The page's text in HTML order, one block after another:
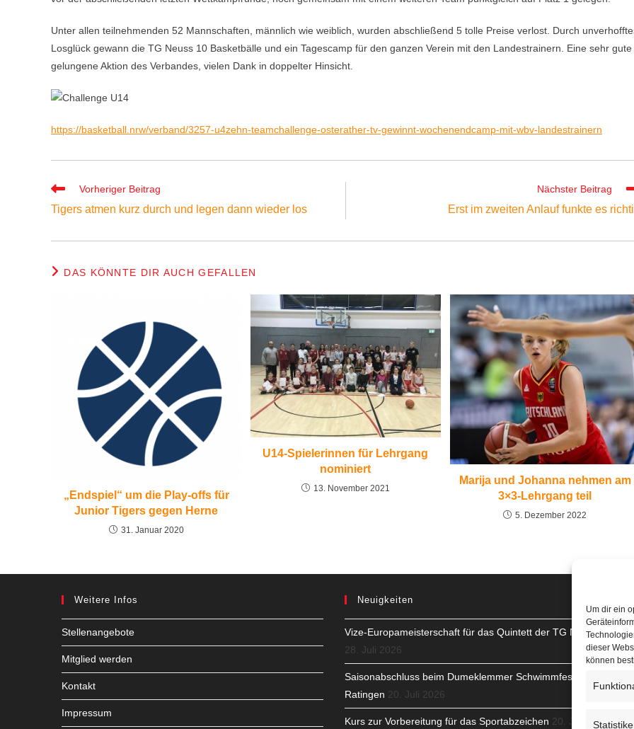
Um dir ein
dieser
können
Unter allen teilnehmenden 52 Mannschaften, männlich wie weiblich, wurden abschließend 5 tolle Preise verlost. Durch
Losglück gewann die TG Neuss 10 Basketbälle und ein Tagescamp für den ganzen Verein mit den Landestrainern. Eine sehr gute
gelungene Aktion des Verbandes, vielen Dank in doppelter Hinsicht.
https://basketball.nrw/verband/3257-u4zehn-teamchallenge-osterather-tv-gewinnt-wochenendcamp-mit-wbv-landestrainern
Weitere
ansehen
Vorheriger Beitrag
Tigers atmen kurz durch und legen dann wieder los
Nächster Beitrag
Erst im zweiten Anlauf funkte es
DAS KÖNNTE DIR AUCH GEFALLEN
„Endspiel“ um die Play-offs für
Junior Tigers gegen Herne
31. Januar 2020
U14-Spielerinnen für Lehrgang
nominiert
13. November 2021
Marija und Johanna nehmen am
3×3-Lehrgang teil
5. Dezember 2022
Weitere Infos
Stellenangebote
Mitglied werden
Kontakt
Impressum
Neuigkeiten
Vize-Europameisterschaft für das Quintett der TG Neuss
28. Juli 2026
Saisonabschluss beim Dumeklemmer Schwimmfest in
Ratingen 20. Juli 2026
Kurs zur Vorbereitung für das Sportabzeichen 20. Juli